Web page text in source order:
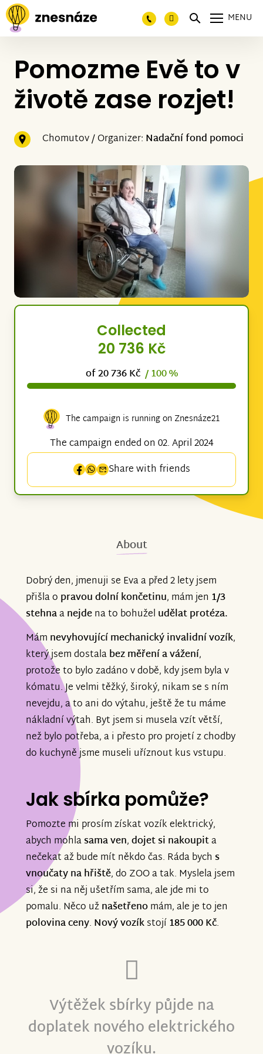
MENU
Pomozme Evě to v
životě zase rozjet!
Chomutov / Organizer: Nadační fond pomoci
Collected
20 736 Kč
of 20 736 Kč / 100 %
The campaign is running on Znesnáze21
The campaign ended on 02. April 2024
Share with friends
About
Dobrý den, jmenuji se Eva a před 2 lety jsem
přišla o pravou dolní končetinu, mám jen 1/3
stehnaanejdena to bohužel udělat protéza.
Mám nevyhovující mechanický invalidní vozík,
který jsem dostalabez měření a vážení,
protože to bylo zadáno v době, kdy jsem byla v
kómatu. Je velmi těžký, široký, nikam se s ním
nevejdu, a to ani do výtahu, ještě že tu máme
nákladní výtah. Byt jsem si musela vzít větší,
než bylo potřeba, a i přesto pro projetí z chodby
do kuchyně jsme museli uříznout kus vstupu.
Jak sbírka pomůže?
Pomozte mi prosím získat vozík elektrický,
abych mohlasama ven,dojet si nakoupita
nečekat až bude mít někdo čas. Ráda bych s
vnoučaty na hřiště, do ZOO a tak. Myslela jsem
si, že si na něj ušetřím sama, ale jde mi to
pomalu. Něco užnašetřenomám, ale je to jen
polovina ceny. Nový vozíkstojí185 000 Kč.
Výtěžek sbírky půjde na
doplatek nového elektrického